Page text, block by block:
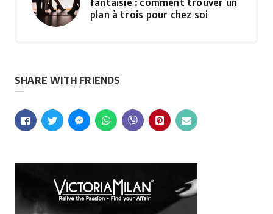
fantaisie : comment trouver un
plan à trois pour chez soi
SHARE WITH FRIENDS